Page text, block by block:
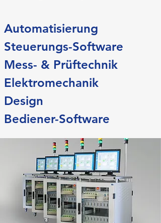
Automatisierung
Steuerungs-Software
Mess- & Prüftechnik
Elektromechanik
Design
Bediener-Software